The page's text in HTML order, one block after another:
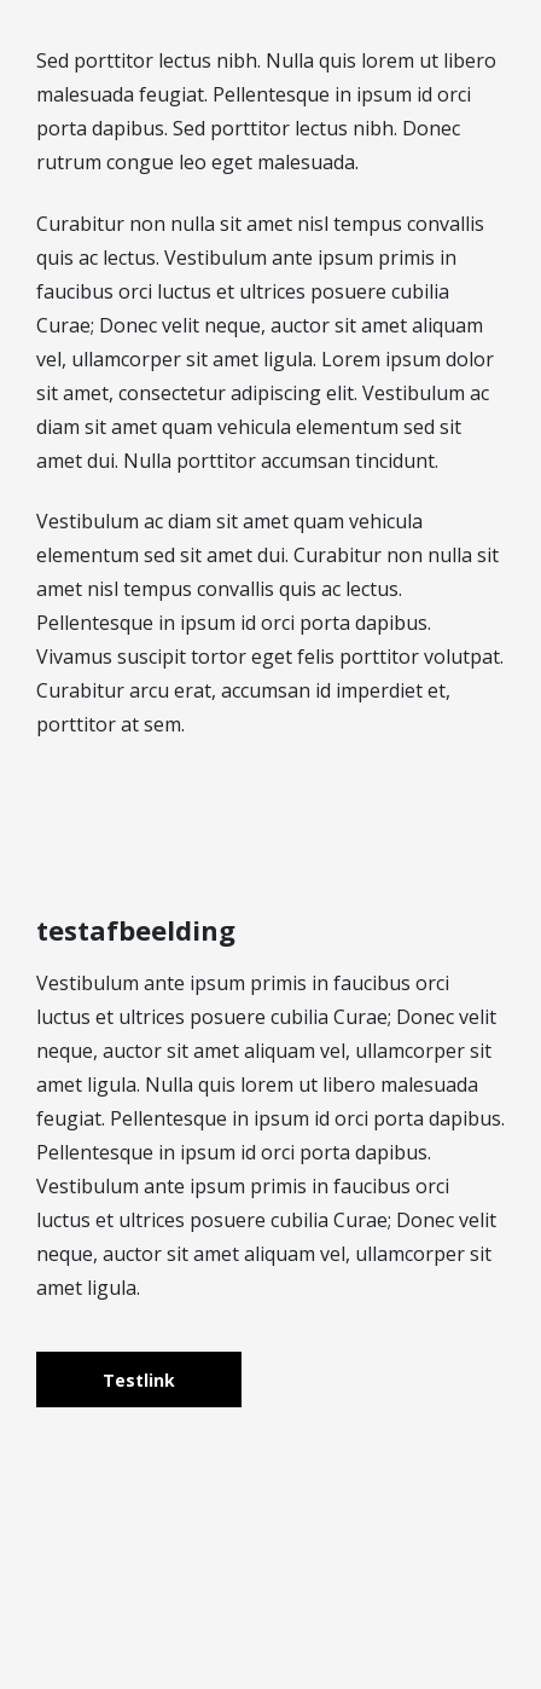
Hypotheek oversluiten
Hypotheek verhogen
Starterslening
Financiële check
Duurzame hypotheek
Reviews
Contact
Leer ons kennen
Over Ons
Ons Team
FAQ
Vestigingen
Vestiging Nieuwegein
Vestiging Houten
Vestiging Vleuten-De Meern en Leidsche Rijn
Sed porttitor lectus nibh. Nulla quis lorem ut libero
malesuada feugiat. Pellentesque in ipsum id orci
porta dapibus. Sed porttitor lectus nibh. Donec
rutrum congue leo eget malesuada.
Curabitur non nulla sit amet nisl tempus convallis
quis ac lectus. Vestibulum ante ipsum primis in
faucibus orci luctus et ultrices posuere cubilia
Curae; Donec velit neque, auctor sit amet aliquam
vel, ullamcorper sit amet ligula. Lorem ipsum dolor
sit amet, consectetur adipiscing elit. Vestibulum ac
diam sit amet quam vehicula elementum sed sit
amet dui. Nulla porttitor accumsan tincidunt.
Vestibulum ac diam sit amet quam vehicula
elementum sed sit amet dui. Curabitur non nulla sit
amet nisl tempus convallis quis ac lectus.
Pellentesque in ipsum id orci porta dapibus.
Vivamus suscipit tortor eget felis porttitor volutpat.
Curabitur arcu erat, accumsan id imperdiet et,
porttitor at sem.
testafbeelding
Vestibulum ante ipsum primis in faucibus orci
luctus et ultrices posuere cubilia Curae; Donec velit
neque, auctor sit amet aliquam vel, ullamcorper sit
amet ligula. Nulla quis lorem ut libero malesuada
feugiat. Pellentesque in ipsum id orci porta dapibus.
Pellentesque in ipsum id orci porta dapibus.
Vestibulum ante ipsum primis in faucibus orci
luctus et ultrices posuere cubilia Curae; Donec velit
neque, auctor sit amet aliquam vel, ullamcorper sit
amet ligula.
Testlink